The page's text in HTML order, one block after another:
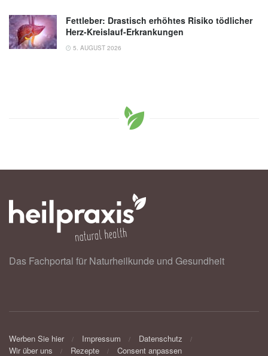
Fettleber: Drastisch erhöhtes Risiko tödlicher
Herz-Kreislauf-Erkrankungen
5. AUGUST 2026
Das Fachportal für Naturheilkunde und Gesundheit
Werben Sie hier Impressum
Datenschutz
Wir über uns
Rezepte Consent anpassen